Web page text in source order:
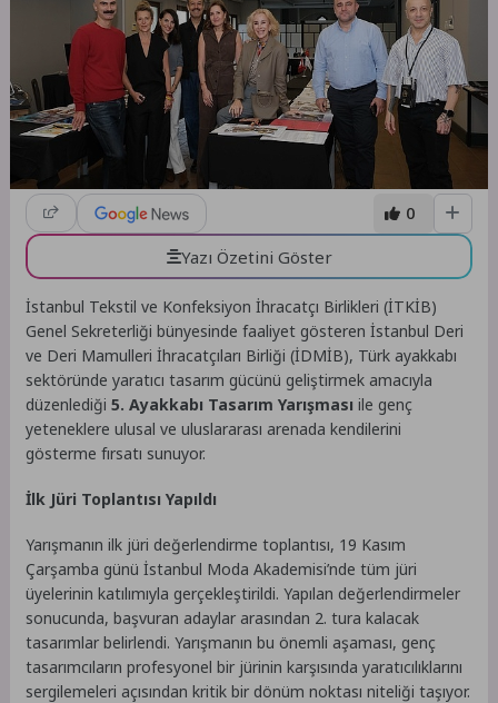
0
Yazı Özetini Göster
İstanbul Tekstil ve Konfeksiyon İhracatçı Birlikleri (İTKİB)
Genel Sekreterliği bünyesinde faaliyet gösteren İstanbul Deri
ve Deri Mamulleri İhracatçıları Birliği (İDMİB), Türk ayakkabı
sektöründe yaratıcı tasarım gücünü geliştirmek amacıyla
düzenlediği5. Ayakkabı Tasarım Yarışması ile genç
yeteneklere ulusal ve uluslararası arenada kendilerini
gösterme fırsatı sunuyor.
İlk Jüri Toplantısı Yapıldı
Yarışmanın ilk jüri değerlendirme toplantısı, 19 Kasım
Çarşamba günü İstanbul Moda Akademisi’nde tüm jüri
üyelerinin katılımıyla gerçekleştirildi. Yapılan değerlendirmeler
sonucunda, başvuran adaylar arasından 2. tura kalacak
tasarımlar belirlendi. Yarışmanın bu önemli aşaması, genç
tasarımcıların profesyonel bir jürinin karşısında yaratıcılıklarını
sergilemeleri açısından kritik bir dönüm noktası niteliği taşıyor.